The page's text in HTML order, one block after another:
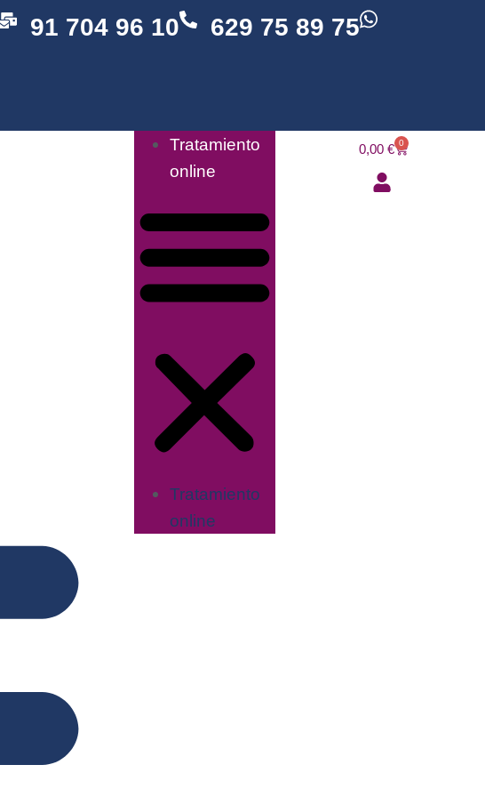
91 704 96 10 629 75 89 75
Tratamiento
online
Tratamiento
online
0,00€ 0